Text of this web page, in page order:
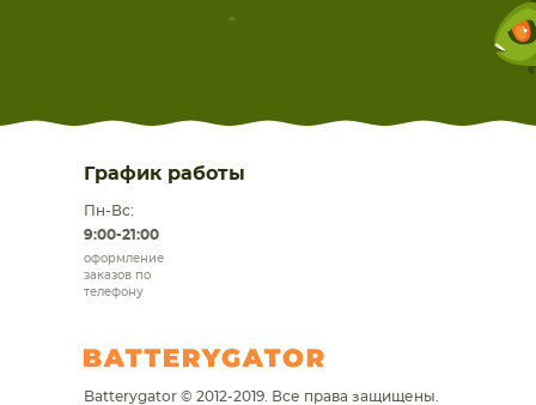
График работы
Пн-Вс:
9:00-21:00
оформление
заказов по
телефону
Batterygator © 2012-2019. Все права защищены.